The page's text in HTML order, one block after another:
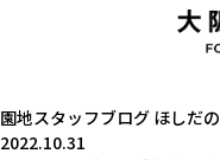
園地スタッフブログ ほしだ
2022.10.31